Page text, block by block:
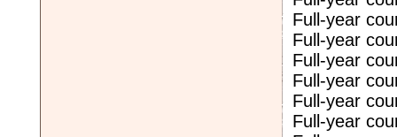
Full-year
Full-year
Full-year
Full-year
Full-year
Full-year